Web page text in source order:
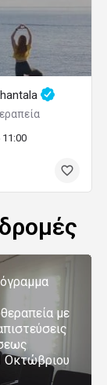
με
Οκτώβριου